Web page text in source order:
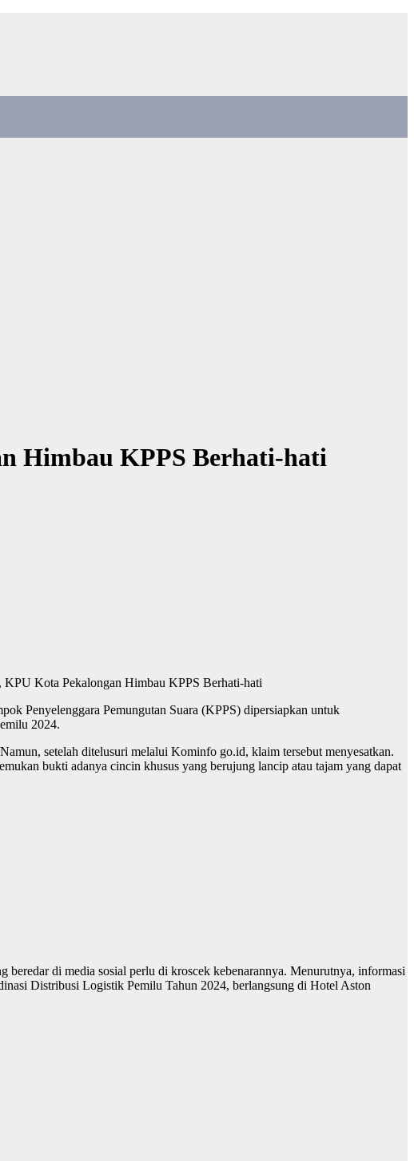
Himbau KPPS Berhati-hati
Kota Pekalongan Himbau KPPS Berhati-hati
Penyelenggara Pemungutan Suara (KPPS) dipersiapkan untuk
2024.
setelah ditelusuri melalui Kominfo go.id, klaim tersebut menyesatkan.
bukti adanya cincin khusus yang berujung lancip atau tajam yang dapat
di media sosial perlu di kroscek kebenarannya. Menurutnya, informasi
Distribusi Logistik Pemilu Tahun 2024, berlangsung di Hotel Aston